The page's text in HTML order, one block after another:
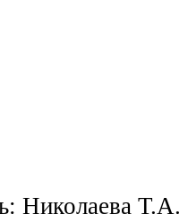
Николаева Т.А.